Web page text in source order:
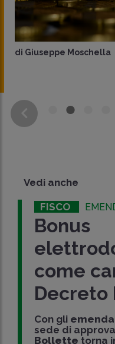
di Giuseppe Moschella
Vedi anche
FISCO
Bonus
come
Con gli
sede di
Bollette torna